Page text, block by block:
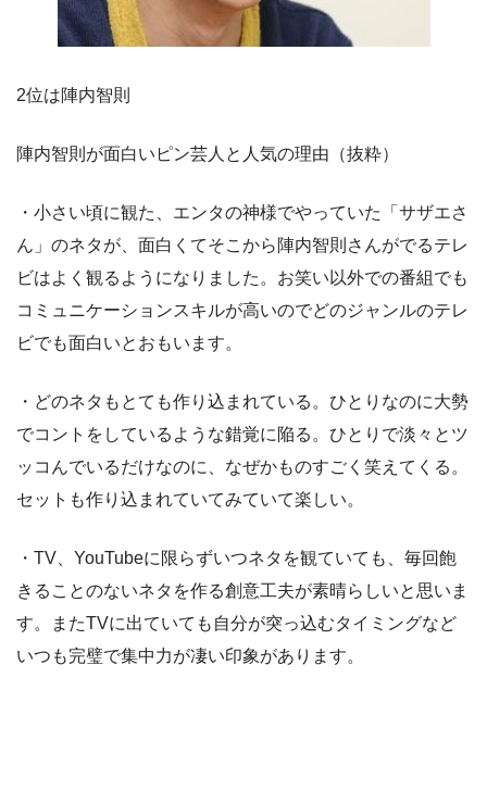
2位は陣内智則
陣内智則が面白いピン芸人と人気の理由（抜粋）
・小さい頃に観た、エンタの神様でやっていた「サザエさ
ん」のネタが、面白くてそこから陣内智則さんがでるテレ
ビはよく観るようになりました。お笑い以外での番組でも
コミュニケーションスキルが高いのでどのジャンルのテレ
ビでも面白いとおもいます。
・どのネタもとても作り込まれている。ひとりなのに大勢
でコントをしているような錯覚に陥る。ひとりで淡々とツ
ッコんでいるだけなのに、なぜかものすごく笑えてくる。
セットも作り込まれていてみていて楽しい。
・TV、YouTubeに限らずいつネタを観ていても、毎回飽
きることのないネタを作る創意工夫が素晴らしいと思いま
す。またTVに出ていても自分が突っ込むタイミングなど
いつも完璧で集中力が凄い印象があります。